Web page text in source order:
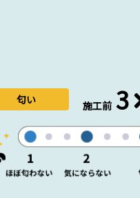
匂い 施工前 3